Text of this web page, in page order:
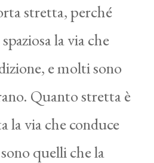
stretta, perché
la via che
e molti sono
Quanto stretta è
la via che conduce
quelli che la